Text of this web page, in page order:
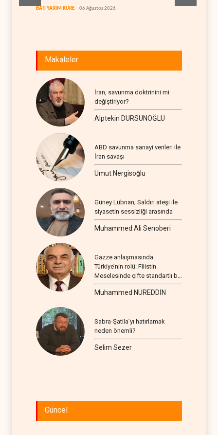
BATI YARIM KÜRE 06 Ağustos 2026
Makaleler
İran, savunma doktrinini mi
değiştiriyor?
Alptekin DURSUNOĞLU
ABD savunma sanayi verileri ile
İran savaşı
Umut Nergisoğlu
Güney Lübnan; Saldırı ateşi ile
siyasetin sessizliği arasında
Muhammed Ali Senoberi
Gazze anlaşmasında
Türkiye’nin rolü: Filistin
Meselesinde çifte standartlı bir
seyir
Muhammed NUREDDİN
Sabra-Şatila’yı hatırlamak
neden önemli?
Selim Sezer
Güncel